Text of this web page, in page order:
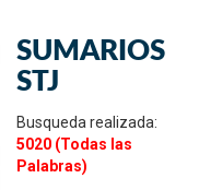
SUMARIOS
STJ
Busqueda realizada:
5020 (Todas las
Palabras)